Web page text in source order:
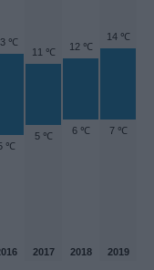
℃
℃
11 ℃
5 ℃
12 ℃
6 ℃
14 ℃
7 ℃
2017 2018 2019